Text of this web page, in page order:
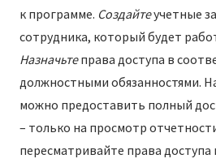
к программе. Создайтеучетные
сотрудника, который будет
Назначьтеправа доступа в
должностными обязанностями.
можно предоставить полный
– только на просмотр
пересматривайте права доступа